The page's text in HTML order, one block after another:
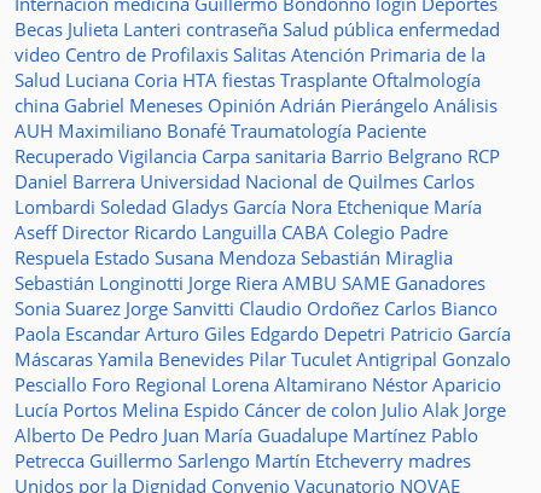
Becas Julieta Lanteri contraseña Salud pública enfermedad
video Centro de Profilaxis Salitas Atención Primaria de la
Salud Luciana Coria HTA fiestas Trasplante Oftalmología
china Gabriel Meneses Opinión Adrián Pierángelo Análisis
AUH Maximiliano Bonafé Traumatología Paciente
Recuperado Vigilancia Carpa sanitaria Barrio Belgrano RCP
Daniel Barrera Universidad Nacional de Quilmes Carlos
Lombardi Soledad Gladys García Nora Etchenique María
Aseff Director Ricardo Languilla CABA Colegio Padre
Respuela Estado Susana Mendoza Sebastián Miraglia
Sebastián Longinotti Jorge Riera AMBU SAME Ganadores
Sonia Suarez Jorge Sanvitti Claudio Ordoñez Carlos Bianco
Paola Escandar Arturo Giles Edgardo Depetri Patricio García
Máscaras Yamila Benevides Pilar Tuculet Antigripal Gonzalo
Pesciallo Foro Regional Lorena Altamirano Néstor Aparicio
Lucía Portos Melina Espido Cáncer de colon Julio Alak Jorge
Alberto De Pedro Juan María Guadalupe Martínez Pablo
Petrecca Guillermo Sarlengo Martín Etcheverry madres
Unidos por la Dignidad Convenio Vacunatorio NOVAE